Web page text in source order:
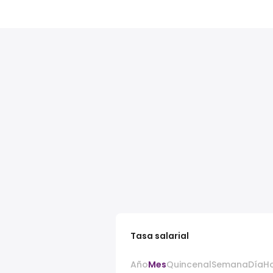
Tasa salarial
AñoMesQuincenalSemanaDía